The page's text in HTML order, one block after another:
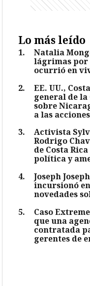
Lo más leído
1.
Natalia
lágrimas por
ocurrió en
2.
EE. UU.,
general de
sobre
a las acciones
3.
Activista
Rodrigo
de Costa
política y
4.
Joseph
incursionó
novedades
5.
Caso
que una
contratada
gerentes de